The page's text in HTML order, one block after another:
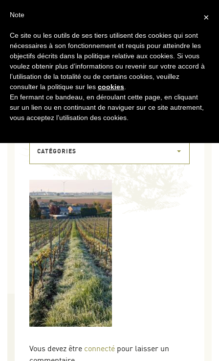
MENU
PXL_20240423_052506292
CATÉGORIES
Vous devez être connecté pour laisser un
×
Note
Ce site ou les outils de ses tiers utilisent des cookies qui sont
nécessaires à son fonctionnement et requis pour atteindre les
objectifs décrits dans la politique relative aux cookies. Si vous
voulez obtenir plus d’informations ou revenir sur votre accord à
l’utilisation de la totalité ou de certains cookies, veuillez
consulter la politique sur les cookies
En fermant ce bandeau, en déroulant cette page, en cliquant
sur un lien ou en continuant de naviguer sur ce site autrement,
vous acceptez l’utilisation des cookies.